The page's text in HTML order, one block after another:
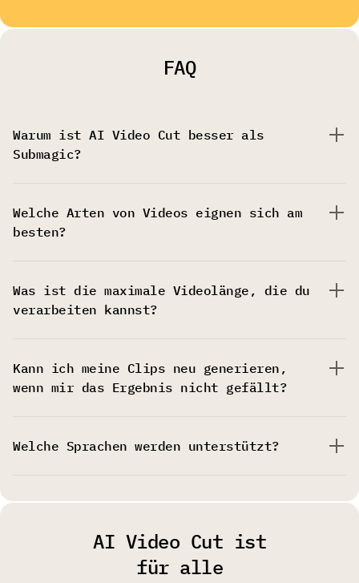
FAQ
Warum ist AI Video Cut besser als
Submagic?
Welche Arten von Videos eignen sich am
besten?
Was ist die maximale Videolänge, die du
verarbeiten kannst?
Kann ich meine Clips neu generieren,
wenn mir das Ergebnis nicht gefällt?
Welche Sprachen werden unterstützt?
AI Video Cut ist
für alle